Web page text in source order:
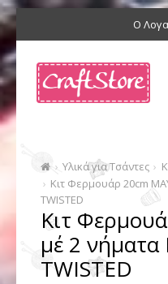
Ο
Υλικά για Τσάντες
Κιτ Φερμουάρ 20cm
TWISTED
Κιτ
μέ 2 νήματα
TWISTED